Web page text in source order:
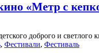
«Метр с
доброго и
, Фестивали, Фестиваль